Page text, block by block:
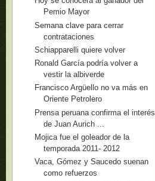
Pemio Mayor
Semana clave para cerrar
contrataciones
Schiapparelli quiere volver
Ronald García podría volver a
vestir la albiverde
Francisco Argüello no va más en
Oriente Petrolero
Prensa peruana confirma el interés
de Juan Aurich ...
Mojica fue el goleador de la
temporada 2011- 2012
Vaca, Gómez y Saucedo suenan
como refuerzos